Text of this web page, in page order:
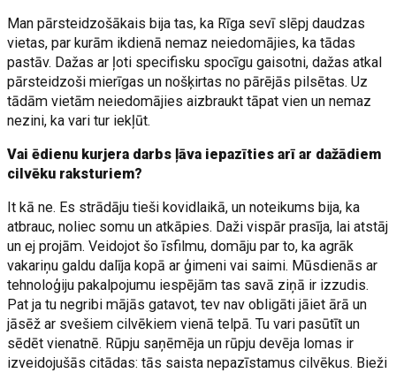
Man pārsteidzošākais bija tas, ka Rīga sevī slēpj daudzas
vietas, par kurām ikdienā nemaz neiedomājies, ka tādas
pastāv. Dažas ar ļoti specifisku spocīgu gaisotni, dažas atkal
pārsteidzoši mierīgas un nošķirtas no pārējās pilsētas. Uz
tādām vietām neiedomājies aizbraukt tāpat vien un nemaz
nezini, ka vari tur iekļūt.
Vai ēdienu kurjera darbs ļāva iepazīties arī ar dažādiem
cilvēku raksturiem?
It kā ne. Es strādāju tieši kovidlaikā, un noteikums bija, ka
atbrauc, noliec somu un atkāpies. Daži vispār prasīja, lai atstāj
un ej projām. Veidojot šo īsfilmu, domāju par to, ka agrāk
vakariņu galdu dalīja kopā ar ģimeni vai saimi. Mūsdienās ar
tehnoloģiju pakalpojumu iespējām tas savā ziņā ir izzudis.
Pat ja tu negribi mājās gatavot, tev nav obligāti jāiet ārā un
jāsēž ar svešiem cilvēkiem vienā telpā. Tu vari pasūtīt un
sēdēt vienatnē. Rūpju saņēmēja un rūpju devēja lomas ir
izveidojušās citādas: tās saista nepazīstamus cilvēkus. Bieži